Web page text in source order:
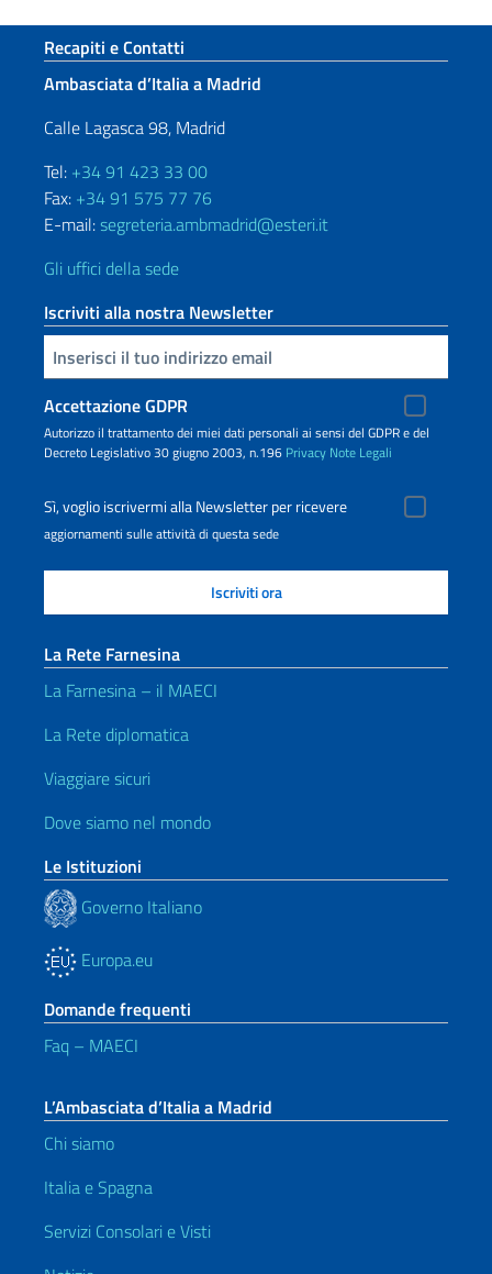
Sezione footer
Recapiti e Contatti
Ambasciata d’Italia a Madrid
Calle Lagasca 98, Madrid
Tel: +34 91 423 33 00
Fax: +34 91 575 77 76
E-mail:segreteria.ambmadrid@esteri.it
Gli uffici della sede
Iscriviti alla nostra Newsletter
Inserisci la tua email
Accettazione GDPR
Autorizzo il trattamento dei miei dati personali ai sensi del GDPR e del
Decreto Legislativo 30 giugno 2003, n.196 Privacy Note Legali
Sì, voglio iscrivermi alla Newsletter per ricevere
aggiornamenti sulle attività di questa sede
La Rete Farnesina
La Farnesina – il MAECI
La Rete diplomatica
Viaggiare sicuri
Dove siamo nel mondo
Le Istituzioni
Governo Italiano
Europa.eu
Domande frequenti
Faq – MAECI
L’Ambasciata d’Italia a Madrid
Chi siamo
Italia e Spagna
Servizi Consolari e Visti